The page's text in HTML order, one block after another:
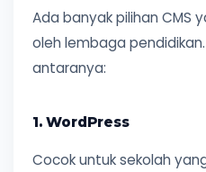
Ada banyak pilihan CMS
oleh lembaga
antaranya:
1. WordPress
Cocok untuk sekolah